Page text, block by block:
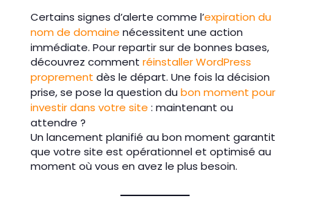
Certains signes d’alerte comme l’expiration du
nom de domaine nécessitent une action
immédiate. Pour repartir sur de bonnes bases,
découvrez commentréinstaller WordPress
proprement dès le départ. Une fois la décision
prise, se pose la question dubon moment pour
investir dans votre site : maintenant ou
attendre ?
Un lancement planifié au bon moment garantit
que votre site est opérationnel et optimisé au
moment où vous en avez le plus besoin.